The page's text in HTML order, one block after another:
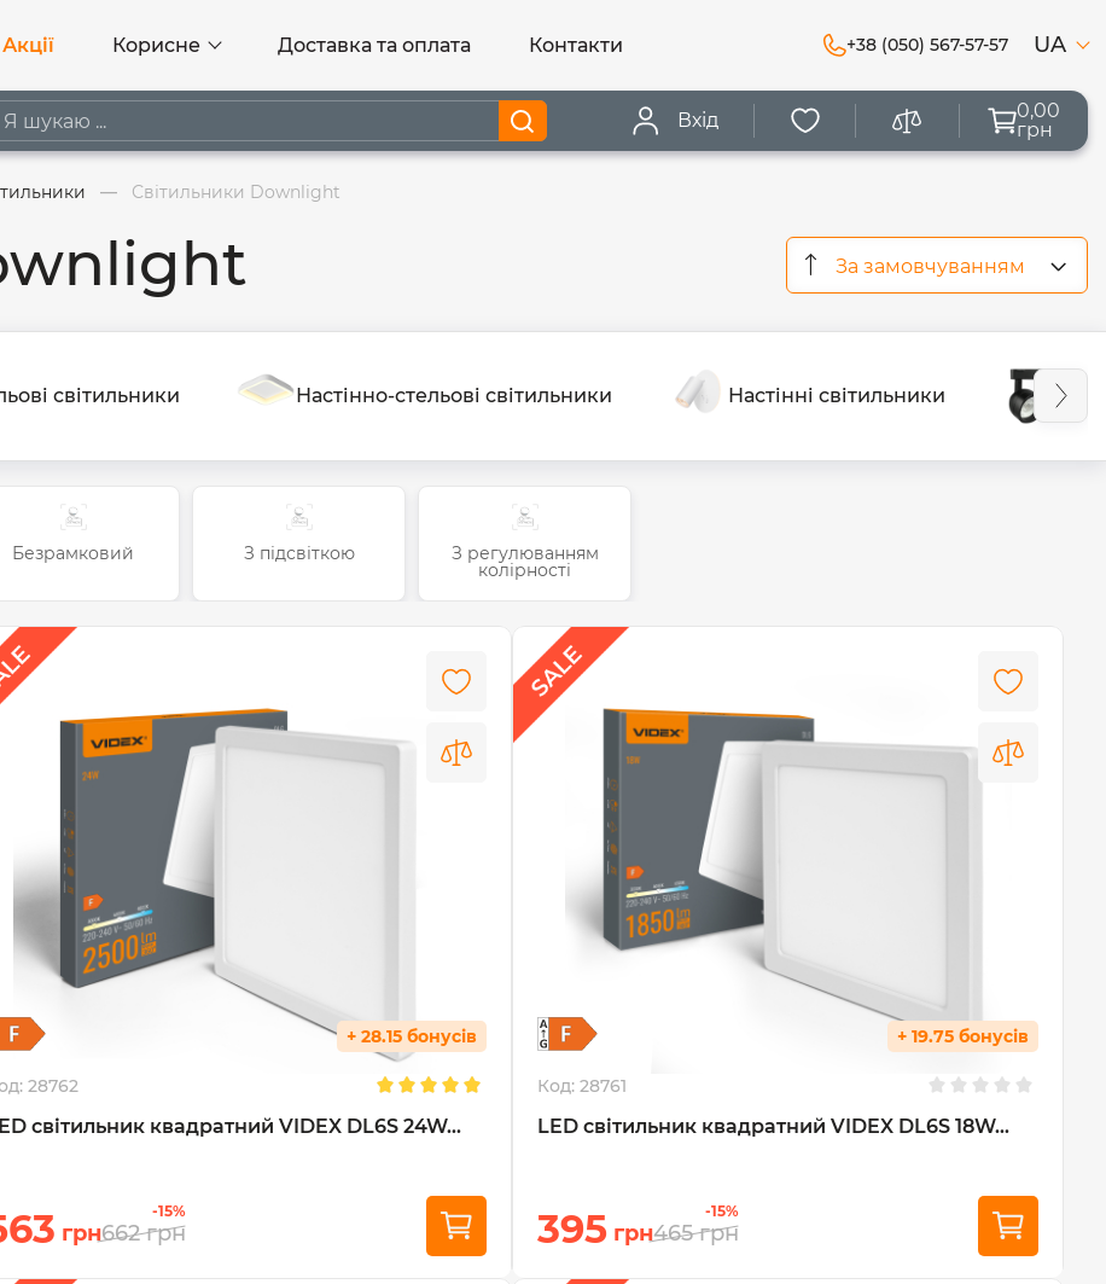
Акції Корисне Доставка та оплата Контакти +38 (050) 567-57-57 UA
Вхід
0,00
грн
Світильники Downlight
За замовчуванням
світильники Настінно-стельові світильники Настінні світильники
Безрамковий З підсвіткою З регулюванням
колірності
+ 28.15 бонусів
28762
світильник квадратний VIDEX DL6S 24W...
грн
-15%
662 грн
+ 19.75 бонусів
Код: 28761
LED світильник квадратний VIDEX DL6S 18W...
395 грн
-15%
465 грн